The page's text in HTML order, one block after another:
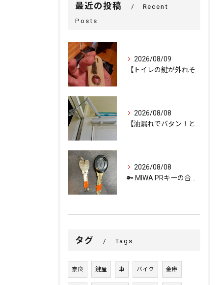
最近の投稿
Recent
Posts
2026/08/09
2026/08/08
2026/08/08
タグ Tags
奈良 鍵屋 車 バイク 金庫